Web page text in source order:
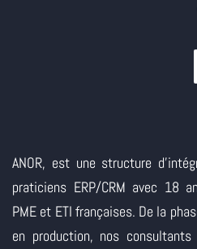
ANOR, est une structure
praticiens ERP/CRM avec 18
PME et ETI françaises. De la
en production, nos